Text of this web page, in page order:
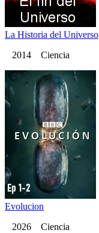
La Historia del Universo
2014 Ciencia
Evolucion
2026 Ciencia